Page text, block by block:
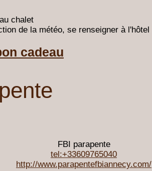
de la météo, se renseigner à l'hôtel
cadeau
FBI parapente
tel:+33609765040
http://www.parapentefbiannecy.com/